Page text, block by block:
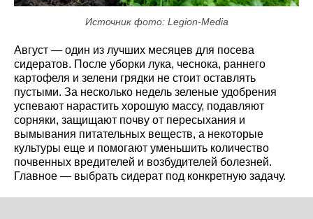
Источник фото: Legion-Media
Август — один из лучших месяцев для посева
сидератов. После уборки лука, чеснока, раннего
картофеля и зелени грядки не стоит оставлять
пустыми. За несколько недель зеленые удобрения
успевают нарастить хорошую массу, подавляют
сорняки, защищают почву от пересыхания и
вымывания питательных веществ, а некоторые
культуры еще и помогают уменьшить количество
почвенных вредителей и возбудителей болезней.
Главное — выбрать сидерат под конкретную задачу.